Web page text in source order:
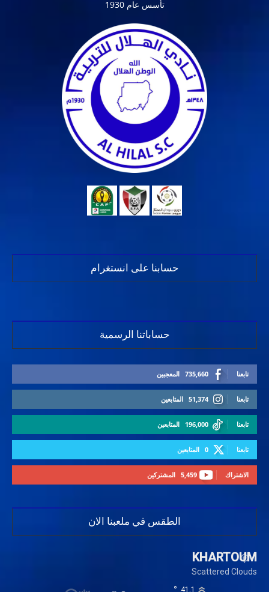
تأسس عام 1930
حسابنا على انستغرام
حساباتنا الرسمية
735,660 المعجبين تابعنا
51,374 المتابعين تابعنا
196,000 المتابعين تابعنا
0 المتابعين تابعنا
5,459 المشتركين الاشتراك
الطقس في ملعبنا الان
KHARTOUM
Scattered Clouds
41.1